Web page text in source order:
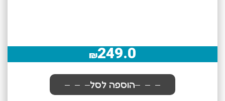
₪249.0
הוספה לסל